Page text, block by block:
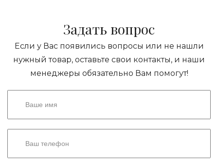
Задать вопрос
Если у Вас появились вопросы или не нашли
нужный товар, оставьте свои контакты, и наши
менеджеры обязательно Вам помогут!